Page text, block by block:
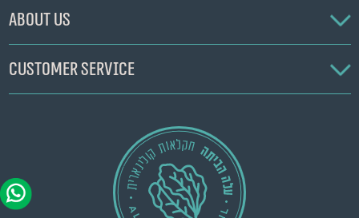
About us
Customer service